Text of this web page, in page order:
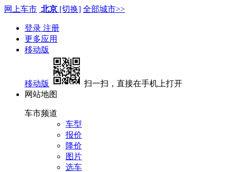
网上车市 北京 [切换] 全部城市>>
登录 注册
更多应用
移动版
移动版
扫一扫，直接在手机上打开
网站地图
车市频道
车型
报价
降价
图片
选车